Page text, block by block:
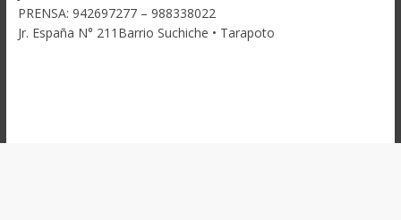
PRENSA: 942697277 – 988338022
Jr. España N° 211Barrio Suchiche • Tarapoto